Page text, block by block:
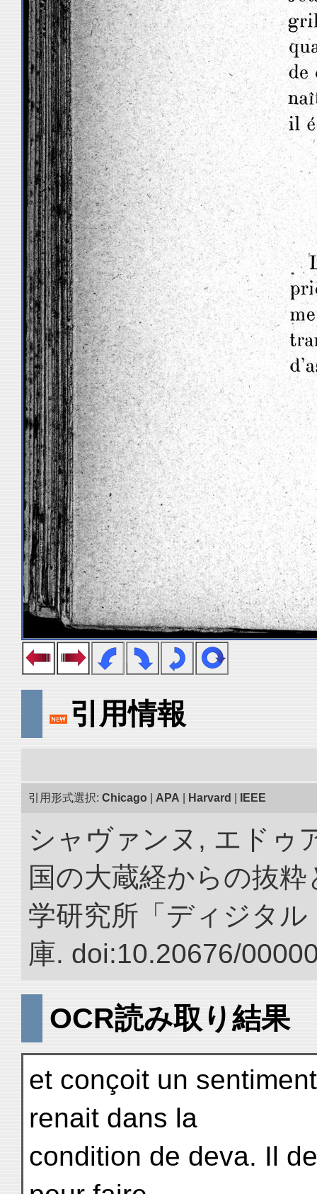
引用情報
引用形式選択: Chicago APA Harvard IEEE
シャヴァンヌ, エドゥ
国の大蔵経からの抜
学研究所「ディジタ
庫. doi:10.20676/
OCR読み取り結果
et conçoit un
renait dans la
condition de deva. Il